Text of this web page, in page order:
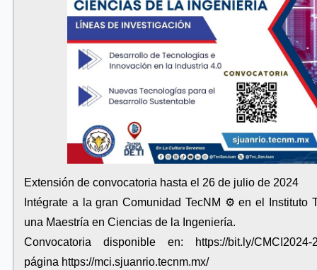
Extensión de convocatoria hasta el 26 de julio de 2024
Intégrate a la gran Comunidad TecNM ⚙ en el Instituto
una Maestría en Ciencias de la Ingeniería.
Convocatoria disponible en: https://bit.ly/CMCI2024-
página https://mci.sjuanrio.tecnm.mx/